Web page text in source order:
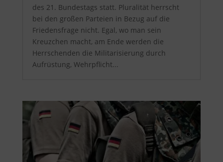
des 21. Bundestags statt. Pluralität herrscht
bei den großen Parteien in Bezug auf die
Friedensfrage nicht. Egal, wo man sein
Kreuzchen macht, am Ende werden die
Herrschenden die Militarisierung durch
Aufrüstung, Wehrpflicht...